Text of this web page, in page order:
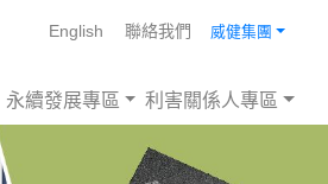
English 聯絡我們 威健集團
永續發展專區 利害關係人專區